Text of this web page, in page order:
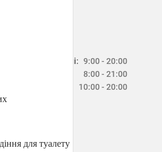
для туалету
Будні: 9:00 - 20:00
8:00 - 21:00
10:00 - 20:00
і